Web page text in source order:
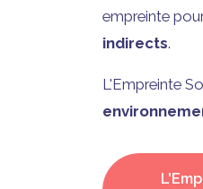
empreinte
indirects.
L'Empreinte